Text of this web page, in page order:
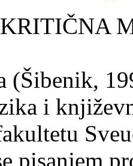
(Šibenik,
i
pisanjem